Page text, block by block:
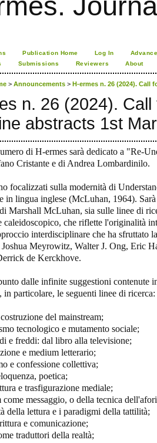
Publication Home Log In
Submissions Reviewers About
> Announcements > H-ermes n. 26 (2024). Call
n. 26 (2024).
abstracts 1st
di H-ermes sarà dedicato a "Re-
Cristante e di Andrea Lombardinilo.
focalizzati sulla modernità di
in lingua inglese (McLuhan, 1964).
Marshall McLuhan, sia sulle linee di
caleidoscopico, che riflette l'originalità
interdisciplinare che ha sfruttato
Meyrowitz, Walter J. Ong, Eric
de Kerckhove.
dalle infinite suggestioni contenute
in particolare, le seguenti linee di ricerca:
del mainstream;
tecnologico e mutamento sociale;
e freddi: dal libro alla televisione;
e medium letterario;
e confessione collettiva;
poetica;
e trasfigurazione mediale;
messaggio, o della tecnica
lettura e i paradigmi della tattilità;
e comunicazione;
traduttori della realtà;